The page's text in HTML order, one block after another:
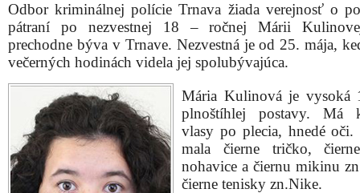
Odbor kriminálnej polície Trnava žiada verejnosť o
pátraní po nezvestnej 18 – ročnej Márii
prechodne býva v Trnave. Nezvestná je od 25. mája,
večerných hodinách videla jej spolubývajúca.
Mária Kulinová je vysoká
plnoštíhlej postavy. Má
vlasy po plecia, hnedé oči.
mala čierne tričko,
nohavice a čiernu mikinu
čierne tenisky zn.Nike.